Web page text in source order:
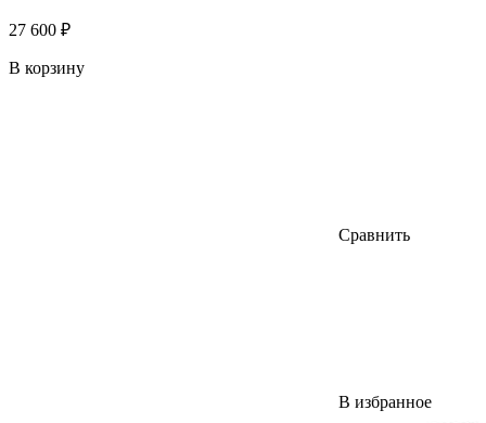
27 600 ₽
В корзину
Сравнить
В избранное